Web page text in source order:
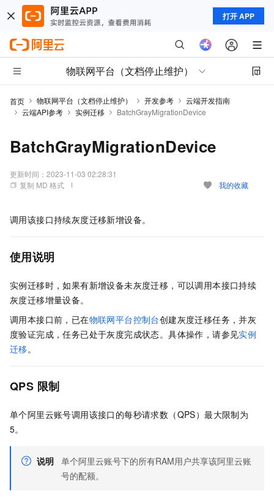
打开 APP
物联网平台（文档停止维护）
首页 物联网平台（文档停止维护） 开发参考
云端开发指南
云端API参考
实例迁移 BatchGrayMigrationDevice
BatchGrayMigrationDevice
更新时间： 2023-11-03 02:28:31
复制 MD 格式
我的收藏
调用该接口持续灰度迁移新增设备。
使用说明
实例迁移时，如果有新增设备未灰度迁移，可以调用本接口持续
灰度迁移增量设备。
调用本接口前，已在物联网平台控制台创建灰度迁移任务，并灰
度验证完成，任务已处于灰度完成状态。具体操作，请参见实例
迁移。
QPS 限制
单个阿里云账号调用该接口的每秒请求数（QPS）最大限制为
5。
说明 单个阿里云账号下的所有RAM用户共享该阿里云账
号的配额。